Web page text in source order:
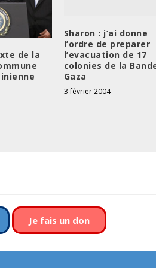
de la
Sharon : j’ai donne
l’ordre de preparer
l’evacuation de 17
colonies de la
Gaza
3 février 2004
Je fais un don